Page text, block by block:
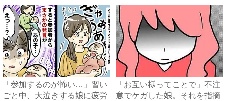
「参加するのが怖い…」習い
ごと中、大泣きする娘に疲労
「お互い様ってことで」不注
意でケガした娘。それを指摘